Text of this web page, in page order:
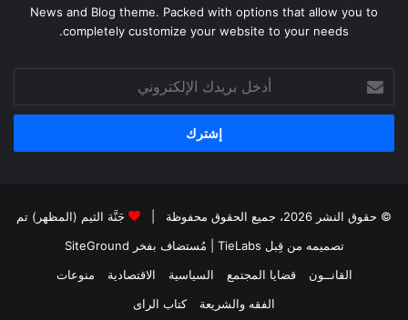
News and Blog theme. Packed with options that allow you to
completely customize your website to your needs.
بريدك
الإلكتروني
© حقوق النشر 2026، جميع الحقوق محفوظة |
جَنَّة الثيم (المظهر) تم
تصميمه من قِبل TieLabs
| مُستضاف بفخر SiteGround
القانــون
قضايا المجتمع السياسية الاقتصادية
منوعات
الفقه والشريعة
كتاب الراى